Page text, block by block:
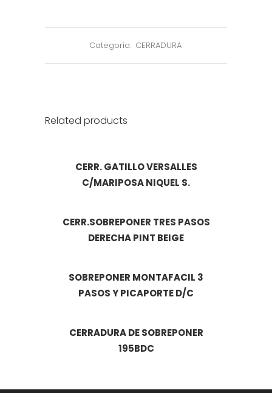
Categoría: CERRADURA
Related products
CERR. GATILLO VERSALLES
C/MARIPOSA NIQUEL S.
CERR.SOBREPONER TRES PASOS
DERECHA PINT BEIGE
SOBREPONER MONTAFACIL 3
PASOS Y PICAPORTE D/C
CERRADURA DE SOBREPONER
195BDC